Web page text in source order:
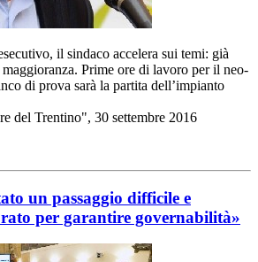
il sindaco accelera sui temi: già
Prime ore di lavoro per il neo-
di prova sarà la partita dell’impianto
del Trentino", 30 settembre 2016
un passaggio difficile e
per garantire governabilità»